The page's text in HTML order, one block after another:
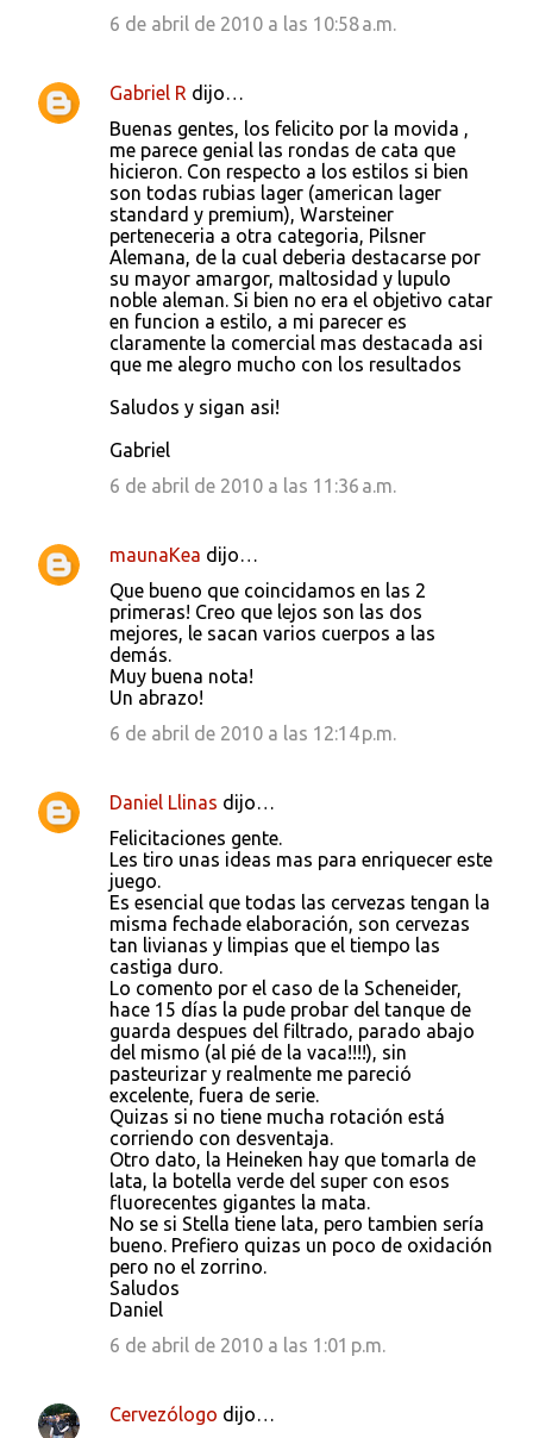
6 de abril de 2010 a las 10:58 a.m.
Gabriel R dijo…
Buenas gentes, los felicito por la movida ,
me parece genial las rondas de cata que
hicieron. Con respecto a los estilos si bien
son todas rubias lager (american lager
standard y premium), Warsteiner
perteneceria a otra categoria, Pilsner
Alemana, de la cual deberia destacarse por
su mayor amargor, maltosidad y lupulo
noble aleman. Si bien no era el objetivo catar
en funcion a estilo, a mi parecer es
claramente la comercial mas destacada asi
que me alegro mucho con los resultados
Saludos y sigan asi!
Gabriel
6 de abril de 2010 a las 11:36 a.m.
maunaKea dijo…
Que bueno que coincidamos en las 2
primeras! Creo que lejos son las dos
mejores, le sacan varios cuerpos a las
demás.
Muy buena nota!
Un abrazo!
6 de abril de 2010 a las 12:14 p.m.
Daniel Llinas dijo…
Felicitaciones gente.
Les tiro unas ideas mas para enriquecer este
juego.
Es esencial que todas las cervezas tengan la
misma fechade elaboración, son cervezas
tan livianas y limpias que el tiempo las
castiga duro.
Lo comento por el caso de la Scheneider,
hace 15 días la pude probar del tanque de
guarda despues del filtrado, parado abajo
del mismo (al pié de la vaca!!!!), sin
pasteurizar y realmente me pareció
excelente, fuera de serie.
Quizas si no tiene mucha rotación está
corriendo con desventaja.
Otro dato, la Heineken hay que tomarla de
lata, la botella verde del super con esos
fluorecentes gigantes la mata.
No se si Stella tiene lata, pero tambien sería
bueno. Prefiero quizas un poco de oxidación
pero no el zorrino.
Saludos
Daniel
6 de abril de 2010 a las 1:01 p.m.
Cervezólogo dijo…